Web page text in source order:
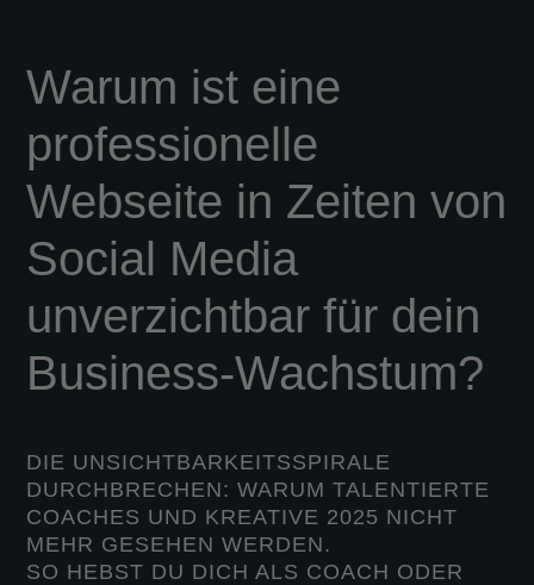
Warum ist eine
professionelle
Webseite in Zeiten von
Social Media
unverzichtbar für dein
Business-Wachstum?
DIE UNSICHTBARKEITSSPIRALE
DURCHBRECHEN: WARUM TALENTIERTE
COACHES UND KREATIVE 2025 NICHT
MEHR GESEHEN WERDEN.
SO HEBST DU DICH ALS COACH ODER